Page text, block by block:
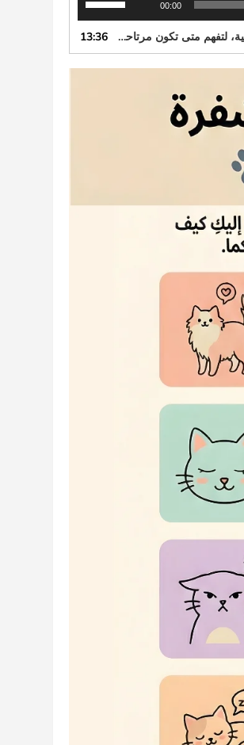
00:00
الأسهم
متوترة، أو بحاجة إلى مسافة. 13:36